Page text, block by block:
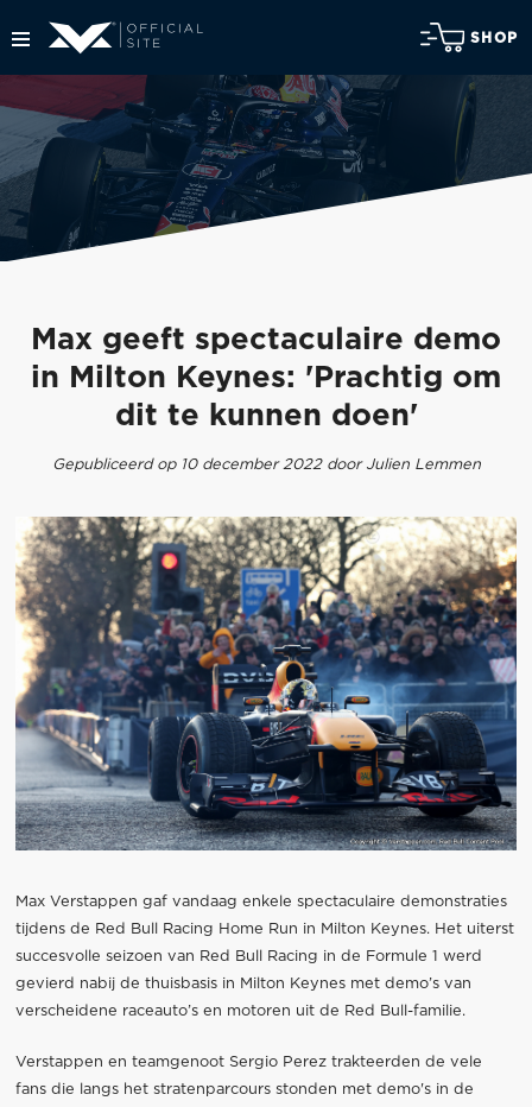
SHOP
Max geeft spectaculaire demo
in Milton Keynes: 'Prachtig om
dit te kunnen doen'
Gepubliceerd op 10 december 2022 door Julien Lemmen
Max Verstappen gaf vandaag enkele spectaculaire demonstraties
tijdens de Red Bull Racing Home Run in Milton Keynes. Het uiterst
succesvolle seizoen van Red Bull Racing in de Formule 1 werd
gevierd nabij de thuisbasis in Milton Keynes met demo’s van
verscheidene raceauto’s en motoren uit de Red Bull-familie.
Verstappen en teamgenoot Sergio Perez trakteerden de vele
fans die langs het stratenparcours stonden met demo's in de